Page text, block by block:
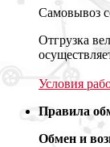
Самовывоз
Отгрузка
Условия
Правила
Обмен и